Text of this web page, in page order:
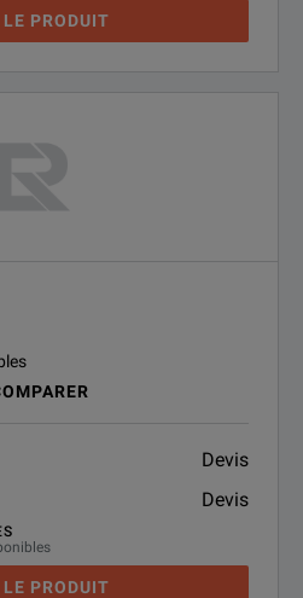
PRODUIT
Devis
Devis
PRODUIT